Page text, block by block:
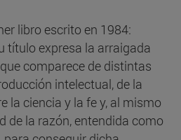
libro escrito en 1984:
título expresa la arraigada
comparece de distintas
intelectual, de la
la ciencia y la fe y, al mismo
de la razón, entendida como